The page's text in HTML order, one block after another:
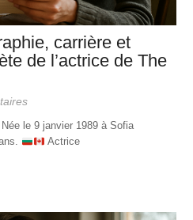
carrière et
de l’actrice de The
Née le 9 janvier 1989 à Sofia
Actrice